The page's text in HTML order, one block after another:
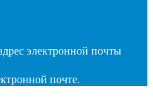
электронной почты
почте.